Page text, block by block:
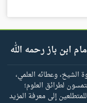
ابن باز رحمه الله
وعطائه العلمي،
لطرائق العلوم؛
إلى معرفة المزيد